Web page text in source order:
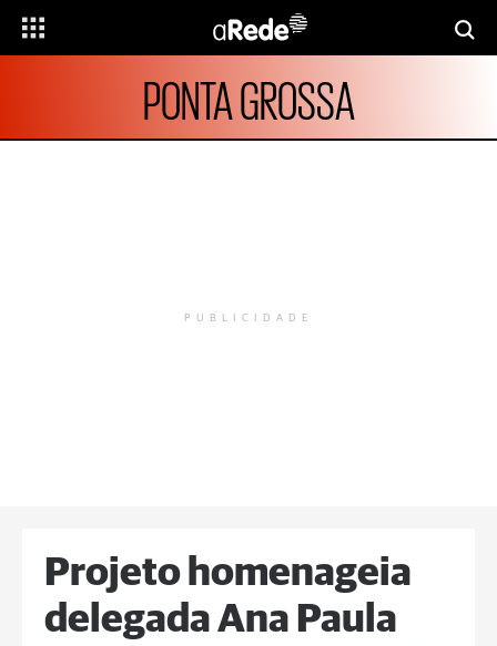
PONTA GROSSA
PUBLICIDADE
Projeto homenageia
delegada Ana Paula